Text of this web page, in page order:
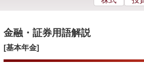
金融・証券用語解説
[基本年金]